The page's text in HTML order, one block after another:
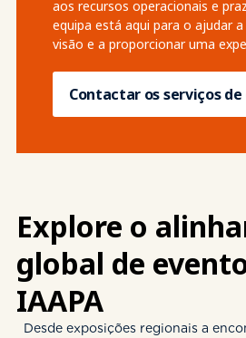
aos recursos operacionais e
equipa está aqui para o ajudar
visão e a proporcionar uma
Contactar os serviços
Explore o
global de
IAAPA
Desde exposições regionais a